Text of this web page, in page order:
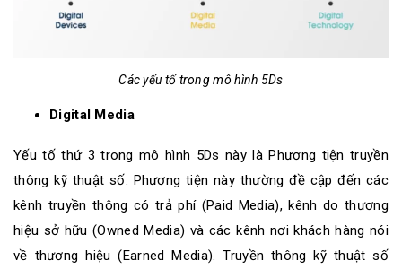
Các yếu tố trong mô hình 5Ds
Digital Media
Yếu tố thứ 3 trong mô hình 5Ds này là Phương tiện truyền
thông kỹ thuật số. Phương tiện này thường đề cập đến các
kênh truyền thông có trả phí (Paid Media), kênh do thương
hiệu sở hữu (Owned Media) và các kênh nơi khách hàng nói
về thương hiệu (Earned Media). Truyền thông kỹ thuật số